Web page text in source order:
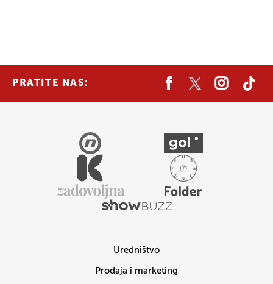
PRATITE NAS:
Uredništvo
Prodaja i marketing